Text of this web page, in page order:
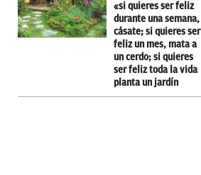
«si quieres ser feliz
durante una semana,
cásate; si quieres ser
feliz un mes, mata a
un cerdo; si quieres
ser feliz toda la vida
planta un jardín